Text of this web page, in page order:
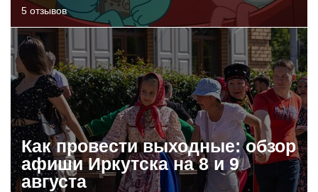
5 отзывов
Как провести выходные: обзор
афиши Иркутска на 8 и 9
августа